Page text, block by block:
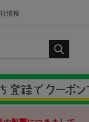
情報